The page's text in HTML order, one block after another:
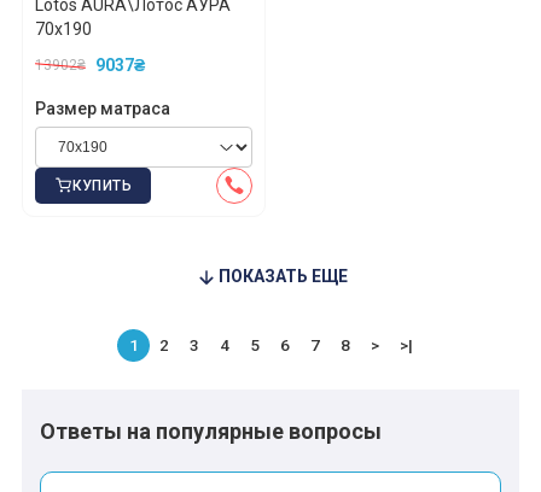
Lotos AURA\Лотос АУРА
70x190
13902₴ 9037₴
Размер матраса
КУПИТЬ
ПОКАЗАТЬ ЕЩЕ
1 2 3 4 5 6 7 8 > >|
Ответы на популярные вопросы
*